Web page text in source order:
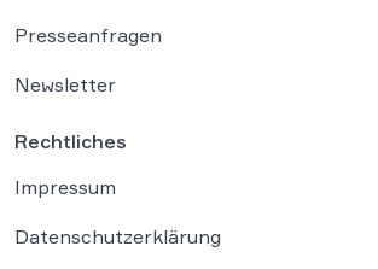
Presseanfragen
Newsletter
Rechtliches
Impressum
Datenschutzerklärung